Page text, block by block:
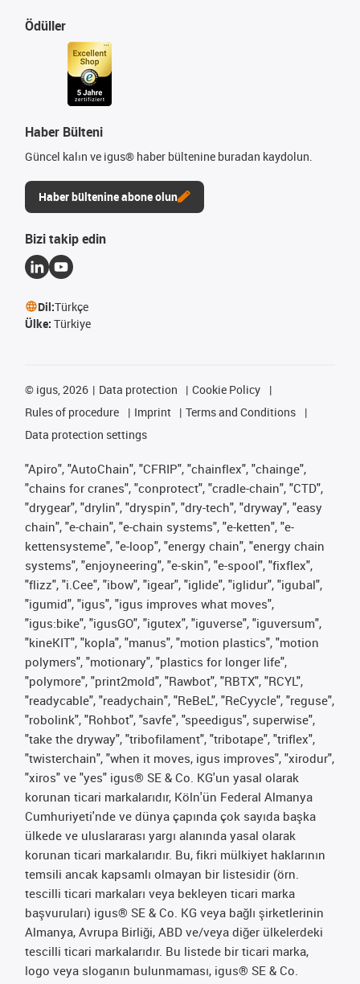
Ödüller
Haber Bülteni
Güncel kalın ve igus® haber bültenine buradan kaydolun.
Haber bültenine abone olun
Bizi takip edin
Dil:Türkçe
Ülke: Türkiye
© igus, 2026 Data protection
Cookie Policy
Rules of procedure
Imprint
Terms and Conditions
Data protection settings
"Apiro", "AutoChain", "CFRIP", "chainflex", "chainge",
"chains for cranes", "conprotect", "cradle-chain", "CTD",
"drygear", "drylin", "dryspin", "dry-tech", "dryway", "easy
chain", "e-chain", "e-chain systems", "e-ketten", "e-
kettensysteme", "e-loop", "energy chain", "energy chain
systems", "enjoyneering", "e-skin", "e-spool", "fixflex",
"flizz", "i.Cee", "ibow", "igear", "iglide", "iglidur", "igubal",
"igumid", "igus", "igus improves what moves",
"igus:bike", "igusGO", "igutex", "iguverse", "iguversum",
"kineKIT", "kopla", "manus", "motion plastics", "motion
polymers", "motionary", "plastics for longer life",
"polymore", "print2mold", "Rawbot", "RBTX", "RCYL",
"readycable", "readychain", "ReBeL", "ReCyycle", "reguse",
"robolink", "Rohbot", "savfe", "speedigus", superwise",
"take the dryway", "tribofilament", "tribotape", "triflex",
"twisterchain", "when it moves, igus improves", "xirodur",
"xiros" ve "yes" igus® SE & Co. KG'un yasal olarak
korunan ticari markalarıdır, Köln'ün Federal Almanya
Cumhuriyeti'nde ve dünya çapında çok sayıda başka
ülkede ve uluslararası yargı alanında yasal olarak
korunan ticari markalarıdır. Bu, fikri mülkiyet haklarının
temsili ancak kapsamlı olmayan bir listesidir (örn.
tescilli ticari markaları veya bekleyen ticari marka
başvuruları) igus® SE & Co. KG veya bağlı şirketlerinin
Almanya, Avrupa Birliği, ABD ve/veya diğer ülkelerdeki
tescilli ticari markalarıdır. Bu listede bir ticari marka,
logo veya sloganın bulunmaması, igus® SE & Co.